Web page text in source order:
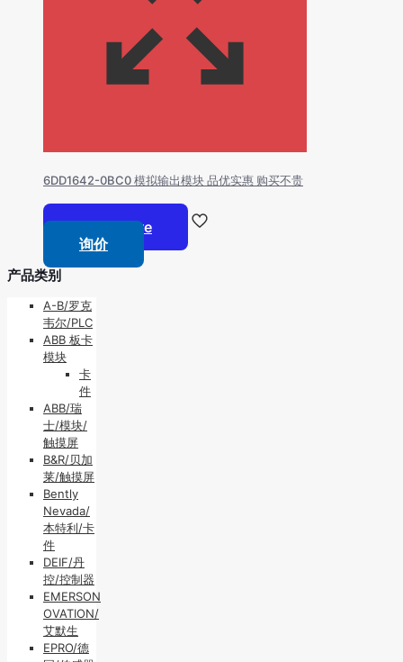
6DD1642-0BC0 模拟输出模块 品优实惠 购买不贵
Read more
询价
产品类别
A-B/罗克
韦尔/PLC
ABB 板卡
模块
卡
件
ABB/瑞
士/模块/
触摸屏
B&R/贝加
莱/触摸屏
Bently
Nevada/
本特利/卡
件
DEIF/丹
控/控制器
EMERSON
OVATION/
艾默生
EPRO/德